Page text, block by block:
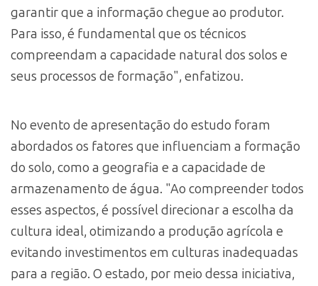
garantir que a informação chegue ao produtor.
Para isso, é fundamental que os técnicos
compreendam a capacidade natural dos solos e
seus processos de formação", enfatizou.
No evento de apresentação do estudo foram
abordados os fatores que influenciam a formação
do solo, como a geografia e a capacidade de
armazenamento de água. "Ao compreender todos
esses aspectos, é possível direcionar a escolha da
cultura ideal, otimizando a produção agrícola e
evitando investimentos em culturas inadequadas
para a região. O estado, por meio dessa iniciativa,